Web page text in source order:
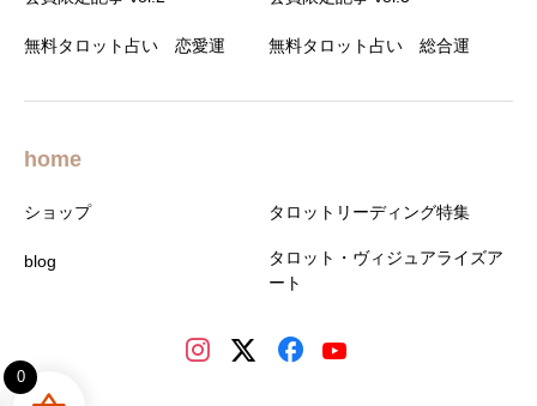
無料タロット占い 恋愛運 無料タロット占い 総合運
home
ショップ タロットリーディング特集
blog
タロット・ヴィジュアライズア
ート
0